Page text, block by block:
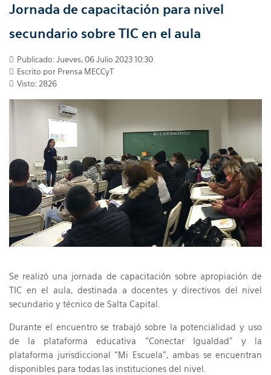
Jornada de capacitación para nivel
secundario sobre TIC en el aula
Publicado: Jueves, 06 Julio 2023 10:30
Escrito por Prensa MECCyT
Visto: 2826
Se realizó una jornada de capacitación sobre apropiación de
TIC en el aula, destinada a docentes y directivos del nivel
secundario y técnico de Salta Capital.
Durante el encuentro se trabajó sobre la potencialidad y uso
de la plataforma educativa “Conectar Igualdad” y la
plataforma jurisdiccional “Mi Escuela”, ambas se encuentran
disponibles para todas las instituciones del nivel.